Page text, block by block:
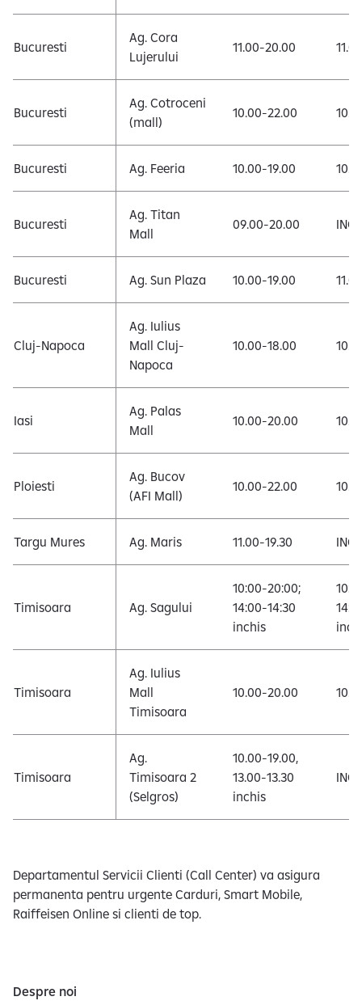
Bucuresti
Ag. Cora
Lujerului
11.00-20.00
Bucuresti
Ag. Cotroceni
(mall)
10.00-22.00
Bucuresti Ag. Feeria 10.00-19.00
Bucuresti
Ag. Titan
Mall
09.00-20.00
Bucuresti Ag. Sun Plaza 10.00-19.00
Cluj-Napoca
Ag. Iulius
Mall Cluj-
Napoca
10.00-18.00
Iasi
Ag. Palas
Mall
10.00-20.00
Ploiesti
Ag. Bucov
(AFI Mall)
10.00-22.00
Targu Mures Ag. Maris 11.00-19.30
Timisoara Ag. Sagului
10:00-20:00;
14:00-14:30
inchis
Timisoara
Ag. Iulius
Mall
Timisoara
10.00-20.00
Timisoara
Ag.
Timisoara 2
(Selgros)
10.00-19.00,
13.00-13.30
inchis
Departamentul Servicii Clienti (Call Center) va asigura
permanenta pentru urgente Carduri, Smart Mobile,
Raiffeisen Online si clienti de top.
Despre noi